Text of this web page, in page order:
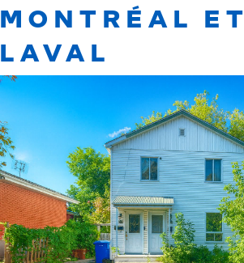
MONTRÉAL ET
LAVAL